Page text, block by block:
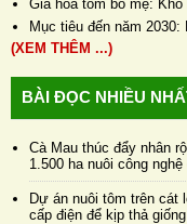
Gia hoá tôm bố mẹ:
Mục tiêu đến năm
(XEM THÊM ...)
BÀI ĐỌC NHIỀU
Cà Mau thúc đẩy nhân
1.500 ha nuôi công nghệ
Dự án nuôi tôm trên cát
cấp điện để kịp thả giống